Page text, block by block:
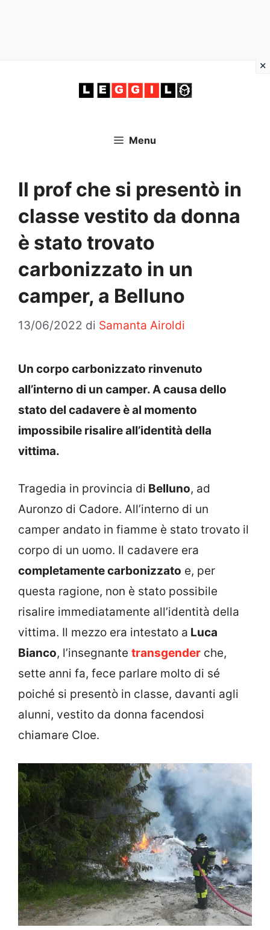
Menu
Il prof che si presentò in
classe vestito da donna
è stato trovato
carbonizzato in un
camper, a Belluno
13/06/2022 di Samanta Airoldi
Un corpo carbonizzato rinvenuto
all’interno di un camper. A causa dello
stato del cadavere è al momento
impossibile risalire all’identità della
vittima.
Tragedia in provincia di Belluno, ad
Auronzo di Cadore. All’interno di un
camper andato in fiamme è stato trovato il
corpo di un uomo. Il cadavere era
completamente carbonizzato e, per
questa ragione, non è stato possibile
risalire immediatamente all’identità della
vittima. Il mezzo era intestato a Luca
Bianco, l’insegnante transgender che,
sette anni fa, fece parlare molto di sé
poiché si presentò in classe, davanti agli
alunni, vestito da donna facendosi
chiamare Cloe.